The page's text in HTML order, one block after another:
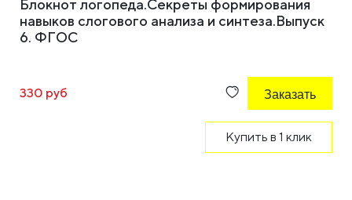
Блокнот логопеда.Секреты формирования
навыков слогового анализа и синтеза.Выпуск
6. ФГОС
330 руб Заказать
Купить в 1 клик